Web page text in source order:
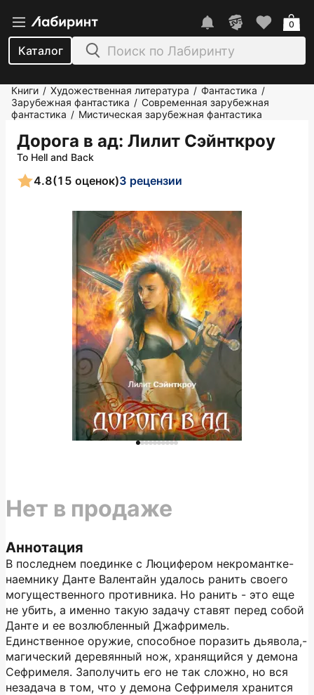
Каталог
0
Книги / Художественная литература / Фантастика /
Зарубежная фантастика / Современная зарубежная
фантастика / Мистическая зарубежная фантастика
Дорога в ад: Лилит Сэйнткроу
To Hell and Back
4.8(15 оценок)3 рецензии
Аннотация
В последнем поединке с Люцифером некромантке-
наемнику Данте Валентайн удалось ранить своего
могущественного противника. Но ранить - это еще
не убить, а именно такую задачу ставят перед собой
Данте и ее возлюбленный Джафримель.
Единственное оружие, способное поразить дьявола,-
магический деревянный нож, хранящийся у демона
Сефримеля. Заполучить его не так сложно, но вся
незадача в том, что у демона Сефримеля хранится
Нет в продаже